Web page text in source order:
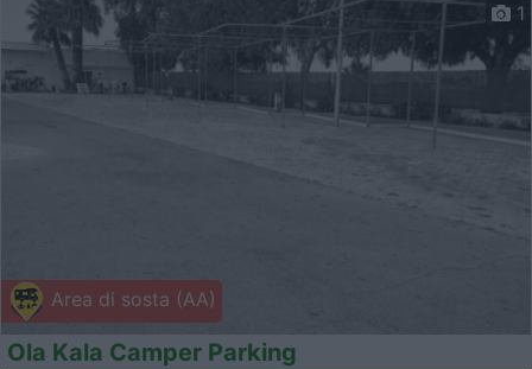
Area di sosta (AA)
1
Ola Kala Camper Parking